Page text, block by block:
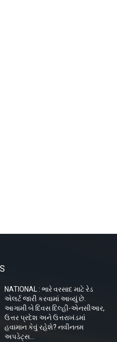
NATIONAL : ભારે વરસાદ માટે રેડ
એલર્ટ જારી કરવામાં આવ્યું છે.
આગામી બે દિવસ દિલ્હી-એનસીઆર,
ઉત્તર પ્રદેશ અને ઉત્તરાખંડમાં
હવામાન કેવું રહેશે? નવીનતમ
અપડેટ્સ...